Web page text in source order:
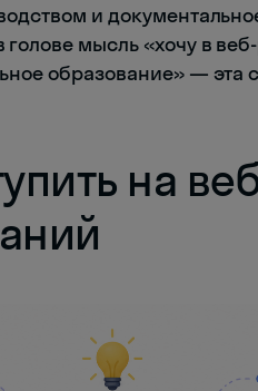
и
мысль «хочу в
образование» — эта
на